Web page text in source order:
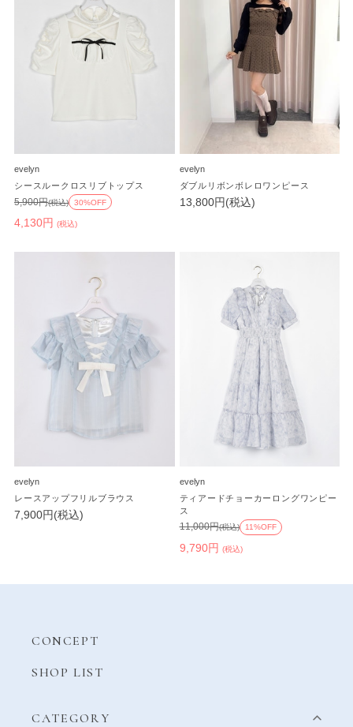
evelyn
シースルークロスリブトップス
4,130円 (税込)
5,900円(税込) 30%OFF
evelyn
ダブルリボンボレロワンピース
13,800円(税込)
evelyn
レースアップフリルブラウス
7,900円(税込)
evelyn
ティアードチョーカーロングワンピー
ス
9,790円 (税込)
11,000円(税込) 11%OFF
CONCEPT
SHOP LIST
CATEGORY